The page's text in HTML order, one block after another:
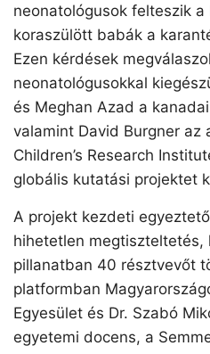
neonatológusok felteszik
koraszülött babák a
Ezen kérdések
neonatológusokkal
és Meghan Azad a
valamint David Burgner az
Children’s Research
globális kutatási projektet
A projekt kezdeti
hihetetlen megtiszteltetés,
pillanatban 40 résztvevőt
platformban
Egyesület és Dr. Szabó
egyetemi docens, a